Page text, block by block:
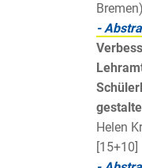
-
Helen
[15+10]